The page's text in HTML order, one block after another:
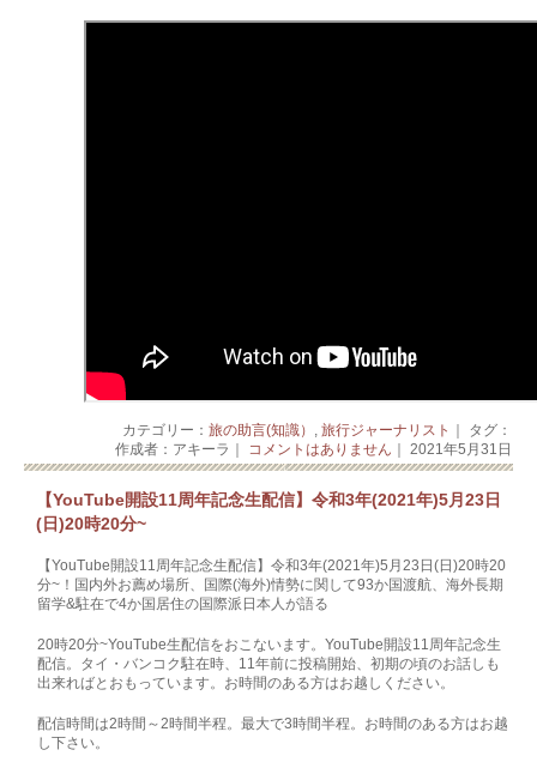
カテゴリー： 旅の助言(知識） , 旅行ジャーナリスト
｜ タグ：
作成者：アキーラ｜ コメントはありません ｜ 2021年5月31日
【YouTube開設11周年記念生配信】令和3年(2021年)5月23日
(日)20時20分~
【YouTube開設11周年記念生配信】令和3年(2021年)5月23日(日)20時20
分~！国内外お薦め場所、国際(海外)情勢に関して93か国渡航、海外長期
留学&駐在で4か国居住の国際派日本人が語る
20時20分~YouTube生配信をおこないます。YouTube開設11周年記念生
配信。タイ・バンコク駐在時、11年前に投稿開始、初期の頃のお話しも
出来ればとおもっています。お時間のある方はお越しください。
配信時間は2時間～2時間半程。最大で3時間半程。お時間のある方はお越
し下さい。